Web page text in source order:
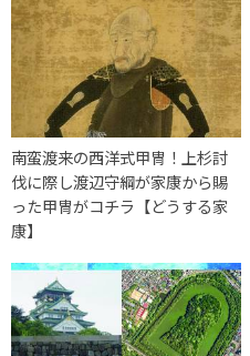
南蛮渡来の西洋式甲冑！上杉討
伐に際し渡辺守綱が家康から賜
った甲冑がコチラ【どうする家
康】